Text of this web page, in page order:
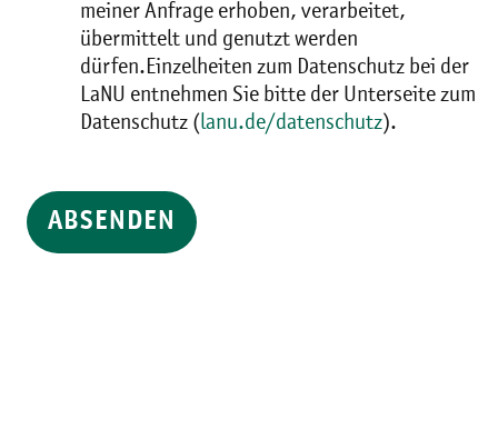
meiner Anfrage erhoben, verarbeitet,
übermittelt und genutzt werden
dürfen.Einzelheiten zum Datenschutz bei der
LaNU entnehmen Sie bitte der Unterseite zum
Datenschutz (lanu.de/datenschutz).
ABSENDEN